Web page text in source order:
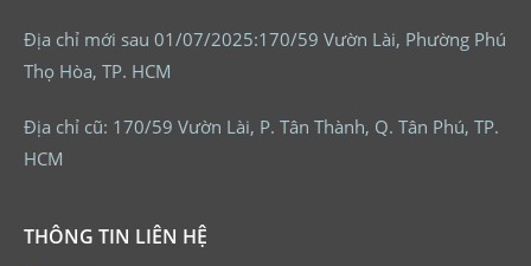
Địa chỉ mới sau 01/07/2025:170/59 Vườn Lài, Phường Phú
Thọ Hòa, TP. HCM
Địa chỉ cũ: 170/59 Vườn Lài, P. Tân Thành, Q. Tân Phú, TP.
HCM
THÔNG TIN LIÊN HỆ